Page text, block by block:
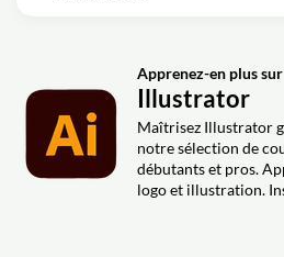
Apprenez-en plus sur
Illustrator
Maîtrisez Illustrator
notre sélection de
débutants et pros.
logo et illustration.